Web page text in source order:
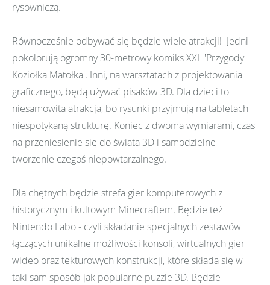
rysowniczą.
Równocześnie odbywać się będzie wiele atrakcji! Jedni
pokolorują ogromny 30-metrowy komiks XXL 'Przygody
Koziołka Matołka'. Inni, na warsztatach z projektowania
graficznego, będą używać pisaków 3D. Dla dzieci to
niesamowita atrakcja, bo rysunki przyjmują na tabletach
niespotykaną strukturę. Koniec z dwoma wymiarami, czas
na przeniesienie się do świata 3D i samodzielne
tworzenie czegoś niepowtarzalnego.
Dla chętnych będzie strefa gier komputerowych z
historycznym i kultowym Minecraftem. Będzie też
Nintendo Labo - czyli składanie specjalnych zestawów
łączących unikalne możliwości konsoli, wirtualnych gier
wideo oraz tekturowych konstrukcji, które składa się w
taki sam sposób jak popularne puzzle 3D. Będzie